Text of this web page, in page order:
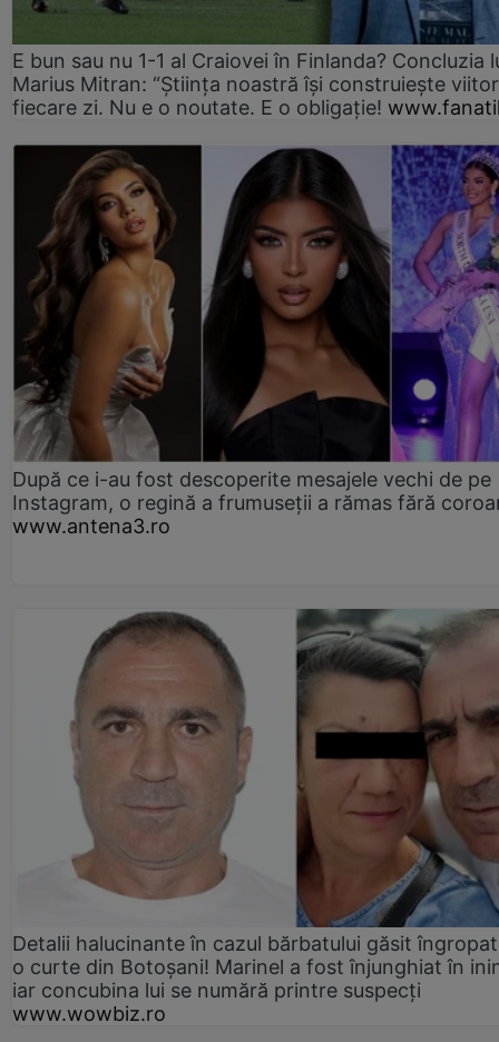
E bun sau nu 1-1 al Craiovei în Finlanda? Concluzia
Marius Mitran: “Știința noastră își construiește
fiecare zi. Nu e o noutate. E o obligație!
După ce i-au fost descoperite mesajele vechi de pe
Instagram, o regină a frumuseții a rămas fără
www.antena3.ro
Detalii halucinante în cazul bărbatului găsit
o curte din Botoșani! Marinel a fost înjunghiat în
iar concubina lui se numără printre suspecți
www.wowbiz.ro